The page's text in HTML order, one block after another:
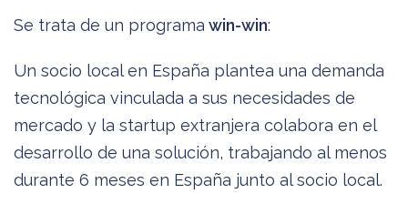
Se trata de un programa win-win:
Un socio local en España plantea una demanda
tecnológica vinculada a sus necesidades de
mercado y la startup extranjera colabora en el
desarrollo de una solución, trabajando al menos
durante 6 meses en España junto al socio local.